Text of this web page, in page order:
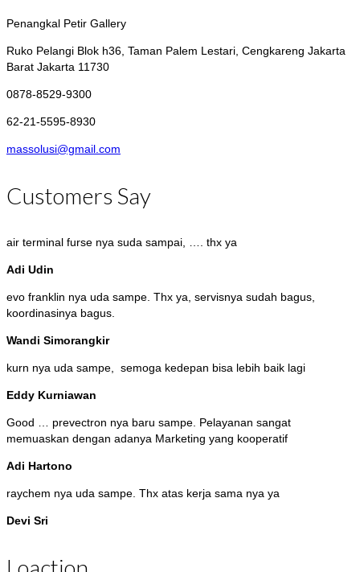
Penangkal Petir Gallery
Ruko Pelangi Blok h36, Taman Palem Lestari, Cengkareng Jakarta
Barat Jakarta 11730
0878-8529-9300
62-21-5595-8930
massolusi@gmail.com
Customers Say
air terminal furse nya suda sampai, …. thx ya
Adi Udin
evo franklin nya uda sampe. Thx ya, servisnya sudah bagus,
koordinasinya bagus.
Wandi Simorangkir
kurn nya uda sampe, semoga kedepan bisa lebih baik lagi
Eddy Kurniawan
Good … prevectron nya baru sampe. Pelayanan sangat
memuaskan dengan adanya Marketing yang kooperatif
Adi Hartono
raychem nya uda sampe. Thx atas kerja sama nya ya
Devi Sri